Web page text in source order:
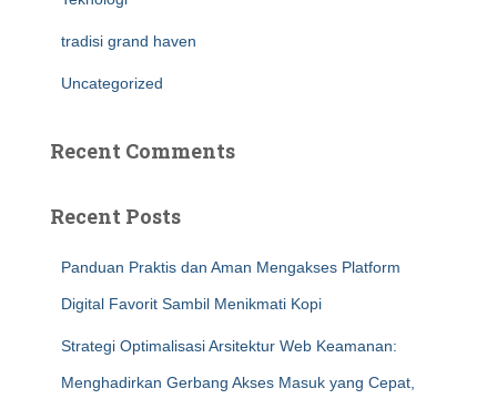
tradisi grand haven
Uncategorized
Recent Comments
Recent Posts
Panduan Praktis dan Aman Mengakses Platform
Digital Favorit Sambil Menikmati Kopi
Strategi Optimalisasi Arsitektur Web Keamanan:
Menghadirkan Gerbang Akses Masuk yang Cepat,